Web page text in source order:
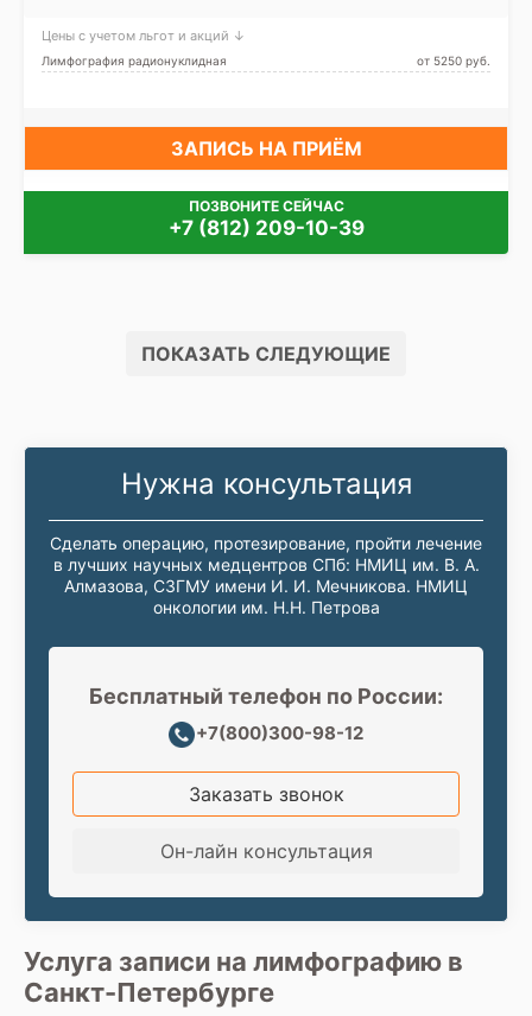
Цены с учетом льгот и акций ↓
Лимфография радионуклидная от 5250 pуб.
ЗАПИСЬ НА ПРИЁМ
ПОЗВОНИТЕ СЕЙЧАС
+7 (812) 209-10-39
ПОКАЗАТЬ СЛЕДУЮЩИЕ
Нужна консультация
Сделать операцию, протезирование, пройти лечение
в лучших научных медцентров СПб: НМИЦ им. В. А.
Алмазова, СЗГМУ имени И. И. Мечникова. НМИЦ
онкологии им. Н.Н. Петрова
Бесплатный телефон по России:
+7(800)300-98-12
Заказать звонок
Он-лайн консультация
Услуга записи на лимфографию в
Санкт-Петербурге